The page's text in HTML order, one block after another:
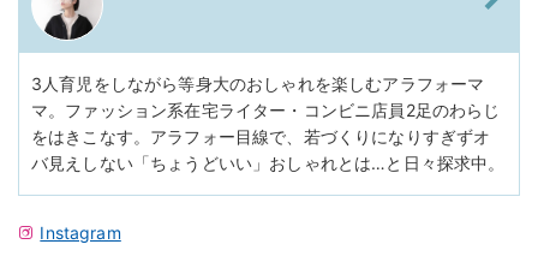
3人育児をしながら等身大のおしゃれを楽しむアラフォーマ
マ。ファッション系在宅ライター・コンビニ店員2足のわらじ
をはきこなす。アラフォー目線で、若づくりになりすぎずオ
バ見えしない「ちょうどいい」おしゃれとは…と日々探求中。
Instagram